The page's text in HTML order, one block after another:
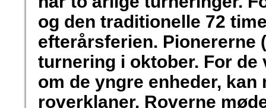
og den traditionelle 72
efterårsferien. Pionererne
turnering i oktober. For
om de yngre enheder,
roverklaner. Roverne